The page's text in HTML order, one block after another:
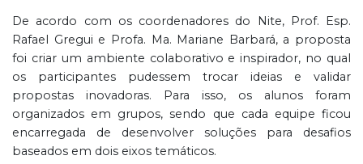
De acordo com os coordenadores do Nite, Prof. Esp.
Rafael Gregui e Profa. Ma. Mariane Barbará, a proposta
foi criar um ambiente colaborativo e inspirador, no qual
os participantes pudessem trocar ideias e validar
propostas inovadoras. Para isso, os alunos foram
organizados em grupos, sendo que cada equipe ficou
encarregada de desenvolver soluções para desafios
baseados em dois eixos temáticos.